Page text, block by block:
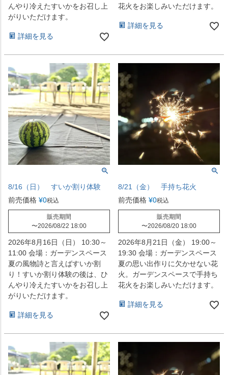
んやり冷えたすいかをお召し上
がりいただけます。
詳細を見る
花火をお楽しみいただけます。
詳細を見る
8/16（日） すいか割り体験
前売価格 ¥0税込
販売期間
〜2026/08/22 18:00
2026年8月16日（日） 10:30～
11:00 会場：ガーデンスペース
夏の風物詩と言えばすいか割
り！すいか割り体験の後は、ひ
んやり冷えたすいかをお召し上
がりいただけます。
詳細を見る
8/21（金） 手持ち花火
前売価格 ¥0税込
販売期間
〜2026/08/20 18:00
2026年8月21日（金） 19:00～
19:30 会場：ガーデンスペース
夏の思い出作りに欠かせない花
火。ガーデンスペースで手持ち
花火をお楽しみいただけます。
詳細を見る